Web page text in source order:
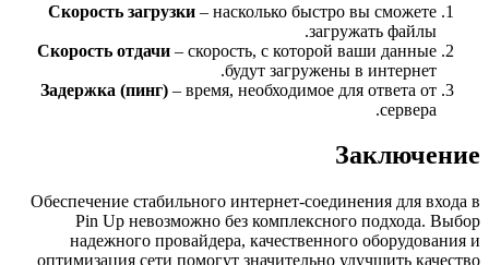
Скорость загрузки – насколько быстро вы сможете
загружать файлы.
Скорость отдачи – скорость, с которой ваши данные
будут загружены в интернет.
Задержка (пинг) – время, необходимое для ответа от
сервера.
Заключение
Обеспечение стабильного интернет-соединения для входа в
Pin Up невозможно без комплексного подхода. Выбор
надежного провайдера, качественного оборудования и
оптимизация сети помогут значительно улучшить качество